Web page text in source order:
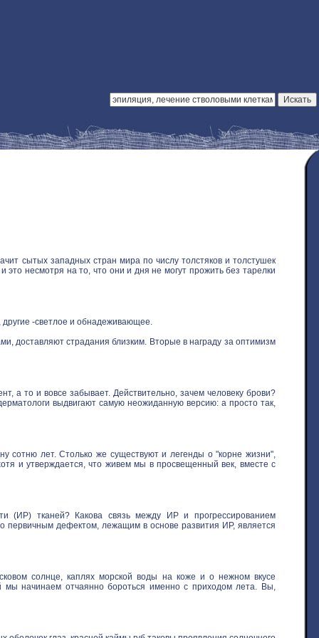
сытых западных стран мира по числу толстяков и толстушек
это несмотря на то, что они и дня не могут прожить без тарелки
другие -светлое и обнадеживающее.
доставляют страдания близким. Вторые в награду за оптимизм
а то и вовсе забывает. Действительно, зачем человеку брови?
выдвигают самую неожиданную версию: а просто так,
сотню лет. Столько же существуют и легенды о "корне жизни",
и утверждается, что живем мы в просвещенный век, вместе с
(ИР) тканей? Какова связь между ИР и прогрессированием
первичным дефектом, лежащим в основе развития ИР, является
солнце, каплях морской воды на коже и о нежном вкусе
мы начинаем отчаянно бороться именно с приходом лета. Вы,